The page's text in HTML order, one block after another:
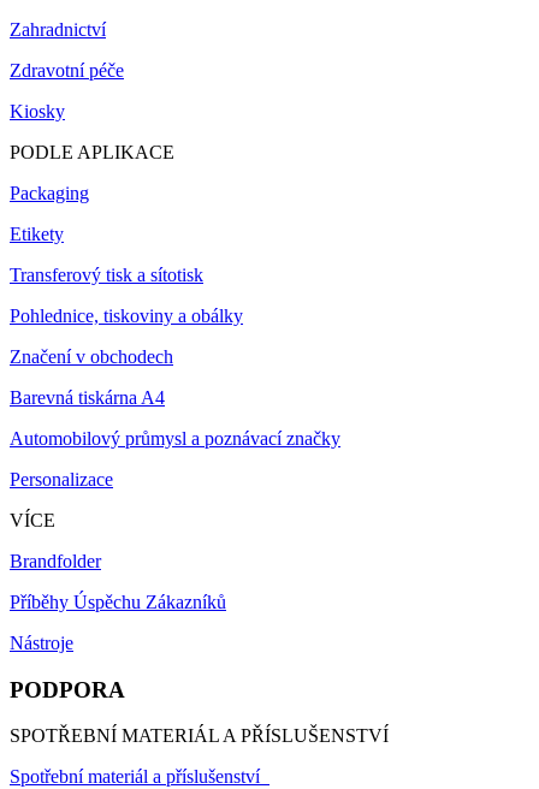
Zahradnictví
Zdravotní péče
Kiosky
PODLE APLIKACE
Packaging
Etikety
Transferový tisk a sítotisk
Pohlednice, tiskoviny a obálky
Značení v obchodech
Barevná tiskárna A4
Automobilový průmysl a poznávací značky
Personalizace
VÍCE
Brandfolder
Příběhy Úspěchu Zákazníků
Nástroje
PODPORA
SPOTŘEBNÍ MATERIÁL A PŘÍSLUŠENSTVÍ
Spotřební materiál a příslušenství